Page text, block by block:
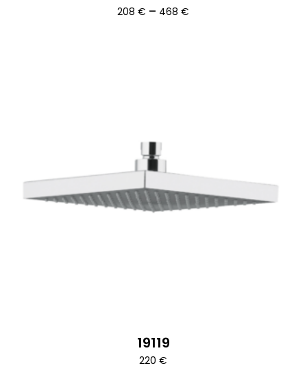
208€ – 468€
19119
220€